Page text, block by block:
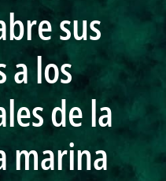
sus
a los
de la
marina